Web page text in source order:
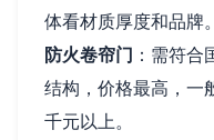
体看材质厚度和品牌。
防火卷帘门 ：需符
结构，价格最高，一
千元以上。